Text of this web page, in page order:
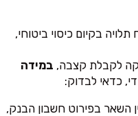
בקיום כיסוי ביטוחי,
לקבלת קצבה, במידה
כדאי לבדוק:
השאר בפירוט חשבון הבנק,